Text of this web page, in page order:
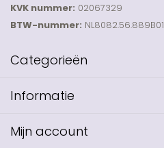
KVK nummer: 02067329
BTW-nummer: NL8082.56.889B01
Categorieën
Informatie
Mijn account